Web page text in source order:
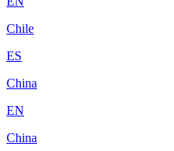
Chile
ES
China
EN
China